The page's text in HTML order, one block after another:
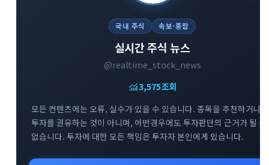
국내 주식 속보·종합
실시간 주식 뉴스
@realtime_stock_news
monitoring3,575조회
모든 컨텐츠에는 오류, 실수가 있을 수 있습니다. 종목을 추천하거나
투자를 권유하는 것이 아니며, 어떤경우에도 투자판단의 근거가 될 수
없습니다. 투자에 대한 모든 책임은 투자자 본인에게 있습니다.